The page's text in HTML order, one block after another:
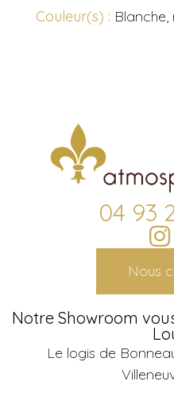
Couleur(s) :
04 93
Nous
Notre Showroom
Le logis de